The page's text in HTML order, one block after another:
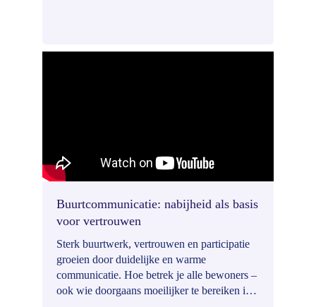
Buurtcommunicatie: nabijheid als basis
voor vertrouwen
Sterk buurtwerk, vertrouwen en participatie
groeien door duidelijke en warme
communicatie. Hoe betrek je alle bewoners –
ook wie doorgaans moeilijker te bereiken is –